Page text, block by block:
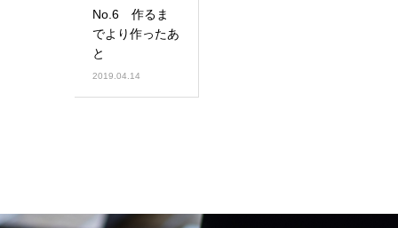
No.6 作るま
でより作ったあ
と
2019.04.14